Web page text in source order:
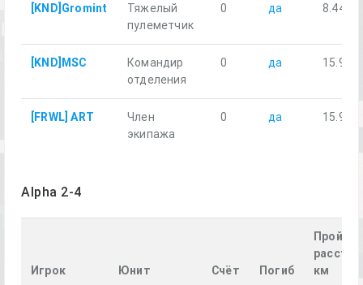
[KND]Gromint
Тяжелый
пулеметчик
0 да 8.44
[KND]MSC
Командир
отделения
0 да 15.98
[FRWL] ART
Член
экипажа
0 да 15.97
Alpha 2-4
Игрок Юнит Счёт Погиб
км